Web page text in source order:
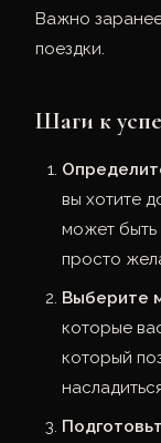
Важно
поездки.
Шаги к
вы хотите
может быть
просто
Выберите
которые
который